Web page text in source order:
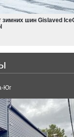
X-Trail
Teana
Juke
GT-R
X-Terra
Rogue
Terrano
зимних шин Gislaved
Юг